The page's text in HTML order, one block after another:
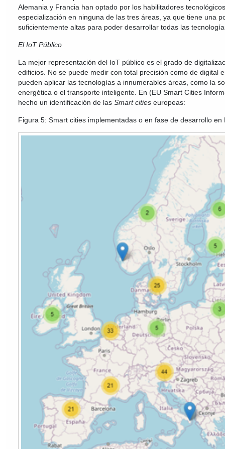
Alemania y Francia han optado por los habilitadores
especialización en ninguna de las tres áreas, ya que tiene una
suficientemente altas para poder desarrollar todas las
El IoT Público
La mejor representación del IoT público es el grado de
edificios. No se puede medir con total precisión como de digital
pueden aplicar las tecnologías a innumerables áreas, como la
energética o el transporte inteligente. En (EU Smart Cities
hecho un identificación de las Smart cities europeas:
Figura 5: Smart cities implementadas o en fase de desarrollo en